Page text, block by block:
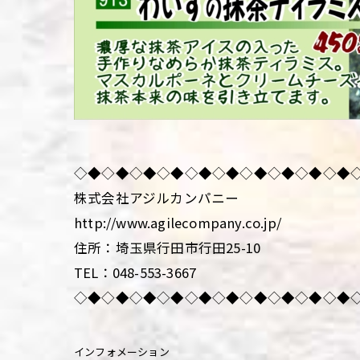
株式会社アジルカンパニー
http://www.agilecompany.co.jp/
住所：埼玉県行田市行田25-10
TEL：048-553-3667
インフォメーション